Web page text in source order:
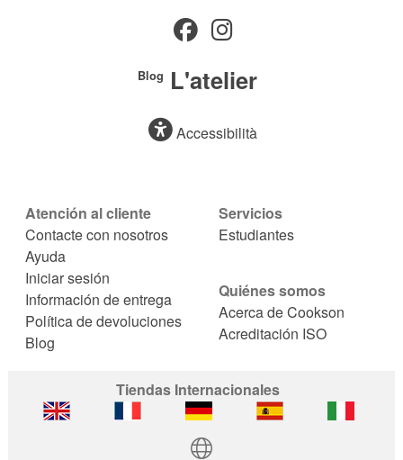
Blog L'atelier
Accessibilità
Atención al cliente
Contacte con nosotros
Ayuda
Iniciar sesión
Información de entrega
Política de devoluciones
Blog
Servicios
Estudiantes
Quiénes somos
Acerca de Cookson
Acreditación ISO
Tiendas Internacionales